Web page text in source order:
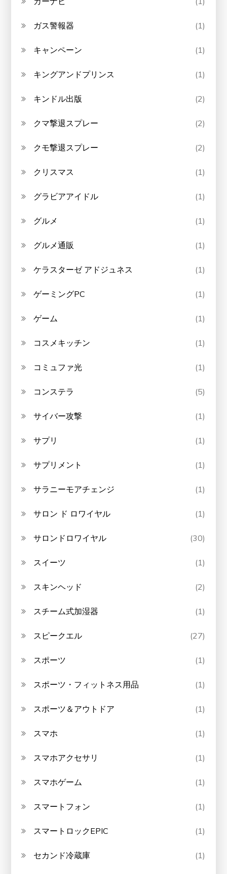
ガス警報器 (1)
キャンペーン (1)
キングアンドプリンス (1)
キンドル出版 (2)
クマ撃退スプレー (2)
クモ撃退スプレー (2)
クリスマス (1)
グラビアアイドル (1)
グルメ (1)
グルメ通販 (1)
ケラスターゼ アドジュネス (1)
ゲーミングPC (1)
ゲーム (1)
コスメキッチン (1)
コミュファ光 (1)
コンステラ (5)
サイバー攻撃 (1)
サプリ (1)
サプリメント (1)
サラニーモアチェンジ (1)
サロン ド ロワイヤル (1)
サロンドロワイヤル (30)
スイーツ (1)
スキンヘッド (2)
スチーム式加湿器 (1)
スピークエル (27)
スポーツ (1)
スポーツ・フィットネス用品 (1)
スポーツ＆アウトドア (1)
スマホ (1)
スマホアクセサリ (1)
スマホゲーム (1)
スマートフォン (1)
スマートロックEPIC (1)
セカンド冷蔵庫 (1)